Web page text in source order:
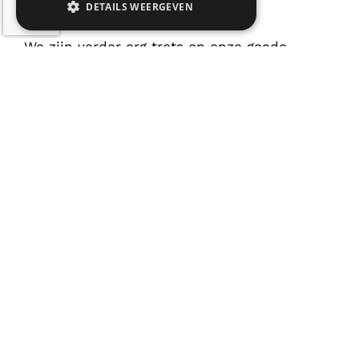
krachtig netwerk.
We zijn verder erg trots op onze goede
DETAILS WEERGEVEN